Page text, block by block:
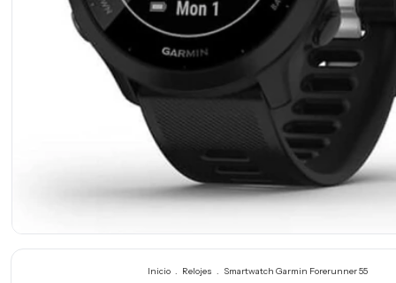
Inicio Relojes Smartwatch Garmin Forerunner 55